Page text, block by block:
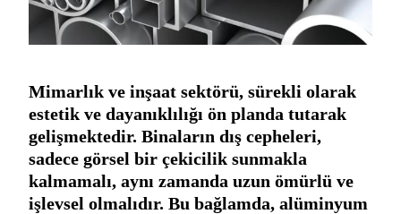
Mimarlık ve inşaat sektörü, sürekli olarak
estetik ve dayanıklılığı ön planda tutarak
gelişmektedir. Binaların dış cepheleri,
sadece görsel bir çekicilik sunmakla
kalmamalı, aynı zamanda uzun ömürlü ve
işlevsel olmalıdır. Bu bağlamda, alüminyum
Türkçe